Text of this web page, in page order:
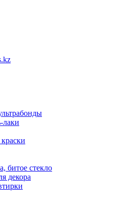
лаки
битое стекло
декора